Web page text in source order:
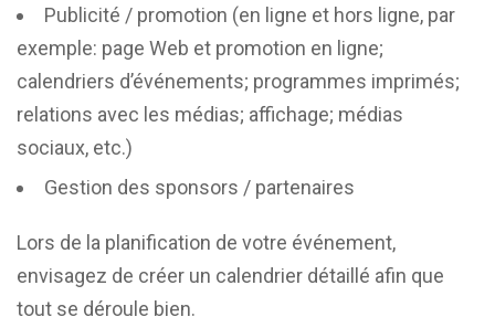
Publicité / promotion (en ligne et hors ligne, par
exemple: page Web et promotion en ligne;
calendriers d’événements; programmes imprimés;
relations avec les médias; affichage; médias
sociaux, etc.)
Gestion des sponsors / partenaires
Lors de la planification de votre événement,
envisagez de créer un calendrier détaillé afin que
tout se déroule bien.